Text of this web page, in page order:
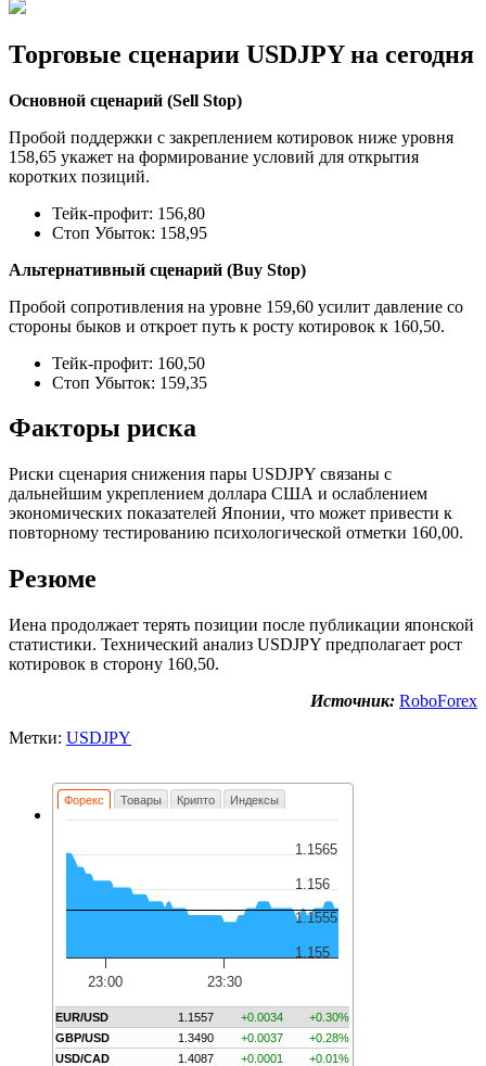
Торговые сценарии USDJPY на сегодня
Основной сценарий (Sell Stop)
Пробой поддержки с закреплением котировок ниже уровня
158,65 укажет на формирование условий для открытия
коротких позиций.
Тейк-профит: 156,80
Стоп Убыток: 158,95
Альтернативный сценарий (Buy Stop)
Пробой сопротивления на уровне 159,60 усилит давление со
стороны быков и откроет путь к росту котировок к 160,50.
Тейк-профит: 160,50
Стоп Убыток: 159,35
Факторы риска
Риски сценария снижения пары USDJPY связаны с
дальнейшим укреплением доллара США и ослаблением
экономических показателей Японии, что может привести к
повторному тестированию психологической отметки 160,00.
Резюме
Иена продолжает терять позиции после публикации японской
статистики. Технический анализ USDJPY предполагает рост
котировок в сторону 160,50.
Источник: RoboForex
Метки: USDJPY
Форекс Товары Крипто Индексы
23:00 23:30
1.155
1.1555
1.156
1.1565
EUR/USD 1.1557 +0.0034
+0.30%
GBP/USD
1.3490 +0.0037
+0.28%
USD/CAD
1.4087 +0.0001
+0.01%